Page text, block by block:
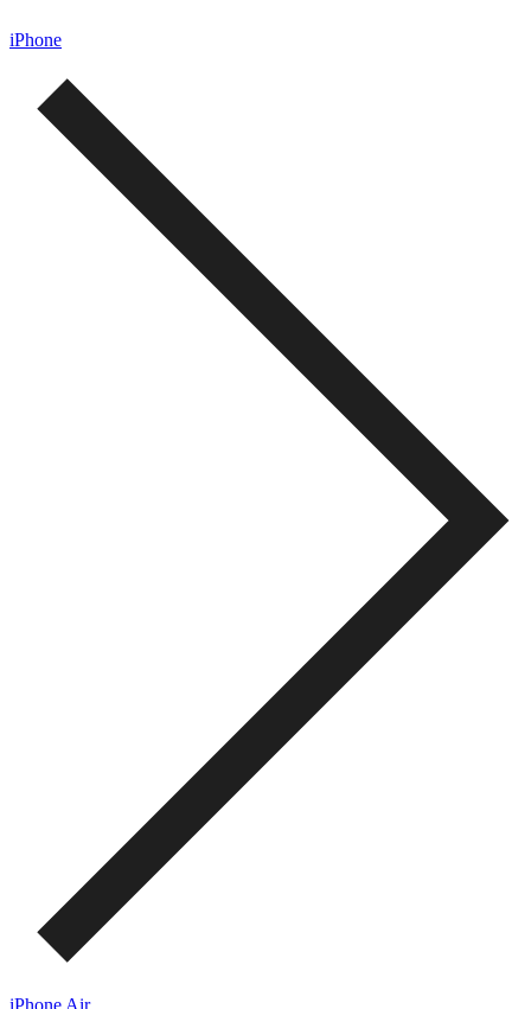
iPhone
iPhone Air